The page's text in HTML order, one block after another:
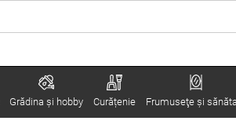
Grădina şi hobby Curățenie Frumuseţe şi